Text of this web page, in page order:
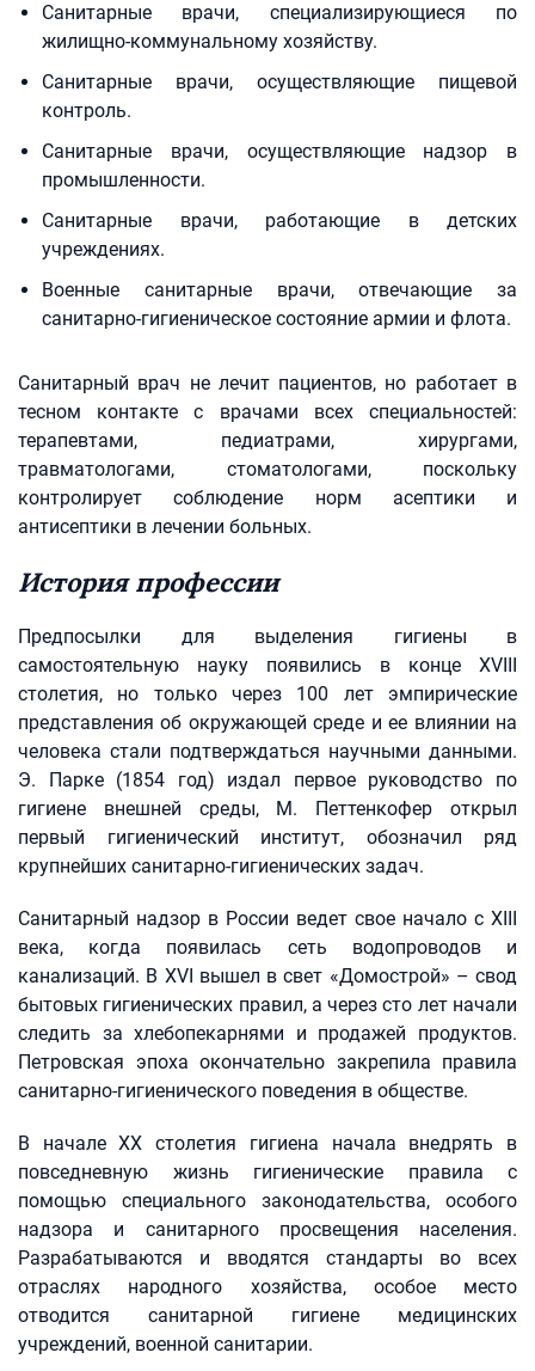
Санитарные врачи, специализирующиеся по
жилищно-коммунальному хозяйству.
Санитарные врачи, осуществляющие пищевой
контроль.
Санитарные врачи, осуществляющие надзор в
промышленности.
Санитарные врачи, работающие в детских
учреждениях.
Военные санитарные врачи, отвечающие за
санитарно-гигиеническое состояние армии и флота.
Санитарный врач не лечит пациентов, но работает в
тесном контакте с врачами всех специальностей:
терапевтами, педиатрами, хирургами,
травматологами, стоматологами, поскольку
контролирует соблюдение норм асептики и
антисептики в лечении больных.
История профессии
Предпосылки для выделения гигиены в
самостоятельную науку появились в конце XVIII
столетия, но только через 100 лет эмпирические
представления об окружающей среде и ее влиянии на
человека стали подтверждаться научными данными.
Э. Парке (1854 год) издал первое руководство по
гигиене внешней среды, М. Петтенкофер открыл
первый гигиенический институт, обозначил ряд
крупнейших санитарно-гигиенических задач.
Санитарный надзор в России ведет свое начало с XIII
века, когда появилась сеть водопроводов и
канализаций. В XVI вышел в свет «Домострой» – свод
бытовых гигиенических правил, а через сто лет начали
следить за хлебопекарнями и продажей продуктов.
Петровская эпоха окончательно закрепила правила
санитарно-гигиенического поведения в обществе.
В начале ХХ столетия гигиена начала внедрять в
повседневную жизнь гигиенические правила с
помощью специального законодательства, особого
надзора и санитарного просвещения населения.
Разрабатываются и вводятся стандарты во всех
отраслях народного хозяйства, особое место
отводится санитарной гигиене медицинских
учреждений, военной санитарии.